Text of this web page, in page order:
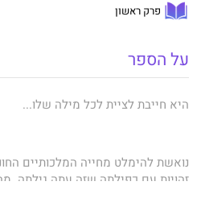
פרק ראשון
על הספר
היא חייבת לציית לכל מילה שלו...
נואשת להימלט מחייה המלכותיים
זהויות עם כפילתה שזה עתה גילתה.
שהיא משחקת באש, תרתי משמע,